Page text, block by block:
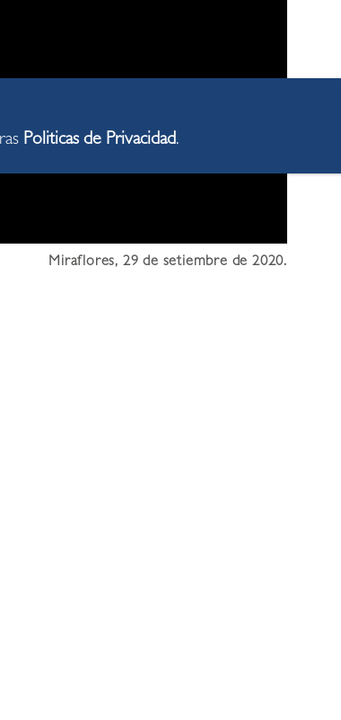
Miraflores, 29 de setiembre de 2020.
Politicas de Privacidad.